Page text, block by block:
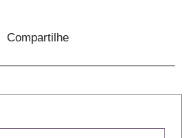
Compartilhe